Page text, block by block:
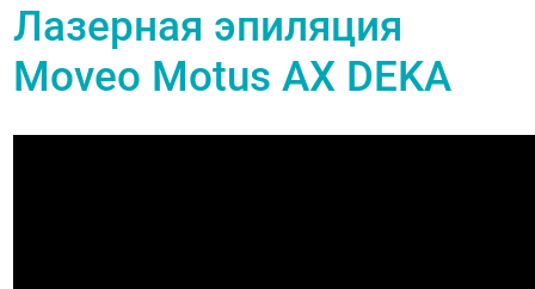
Лазерная эпиляция
Moveo Motus AX DEKA